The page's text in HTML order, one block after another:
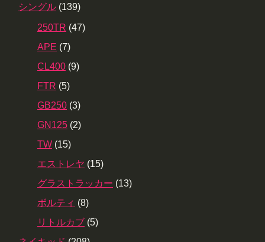
シングル (139)
250TR (47)
APE (7)
CL400 (9)
FTR (5)
GB250 (3)
GN125 (2)
TW (15)
エストレヤ (15)
グラストラッカー (13)
ボルティ (8)
リトルカブ (5)